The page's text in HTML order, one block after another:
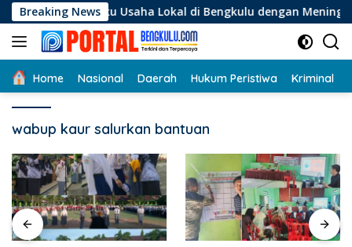
Langsung
ke
konten
Breaking News
Usaha Lokal di Bengkulu dengan Meningkatkan Ruang
Home Nasional Daerah Hukum Peristiwa Kriminal
wabup kaur salurkan bantuan